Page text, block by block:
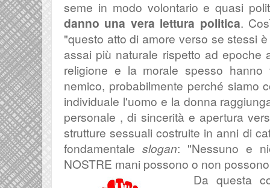
seme in modo volontario e quasi
danno una vera lettura politica.
"questo atto di amore verso se stessi
assai più naturale rispetto ad epoche
religione e la morale spesso
nemico, probabilmente perché siamo
individuale l'uomo e la donna
personale , di sincerità e apertura
strutture sessuali costruite in anni di
fondamentale slogan: "Nessuno e
NOSTRE mani possono o non
Da questa